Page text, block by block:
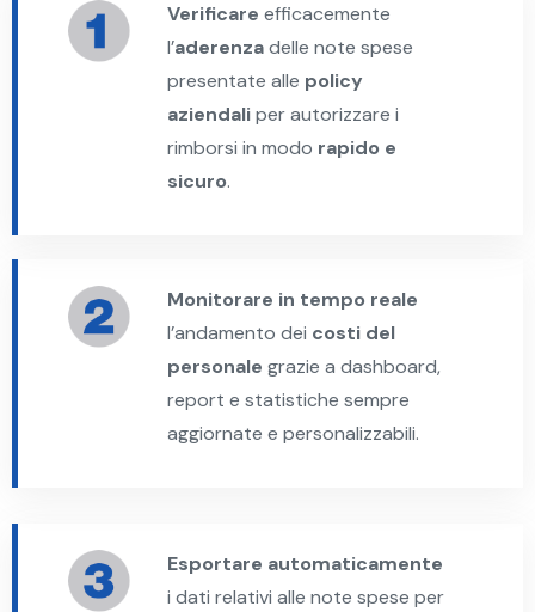
Verificare efficacemente
l’aderenzadelle note spese
presentate alle policy
aziendaliper autorizzare i
rimborsi in modo rapido e
sicuro.
Monitorare in tempo reale
l’andamento dei costi del
personale grazie a dashboard,
report e statistiche sempre
aggiornate e personalizzabili.
Esportare automaticamente
i dati relativi alle note spese per